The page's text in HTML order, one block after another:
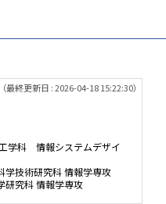
（最終更新日 : 2026-04-18 15:22:30）
学科 情報システムデザイ
学技術研究科 情報学専攻
研究科 情報学専攻